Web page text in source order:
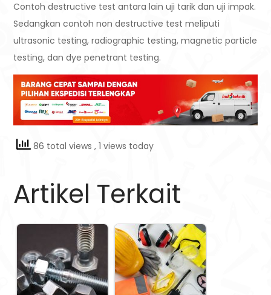
Contoh destructive test antara lain uji tarik dan uji impak.
Sedangkan contoh non destructive test meliputi
ultrasonic testing, radiographic testing, magnetic particle
testing, dan dye penetrant testing.
86 total views, 1 views today
Artikel Terkait